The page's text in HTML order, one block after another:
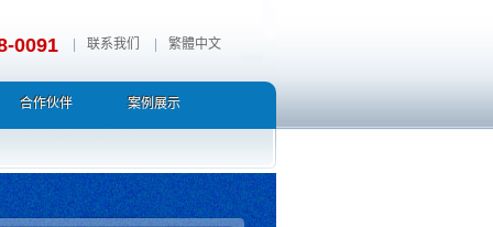
0091 联系我们 繁體中文
合作伙伴 案例展示